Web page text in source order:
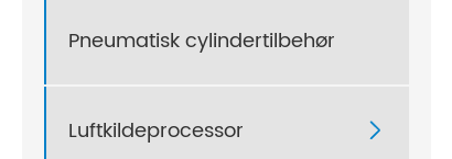
Pneumatisk cylindertilbehør
Luftkildeprocessor 